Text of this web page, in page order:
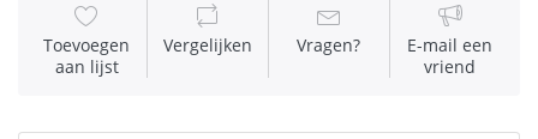
Toevoegen
aan lijst
Vergelijken Vragen?
E-mail een
vriend